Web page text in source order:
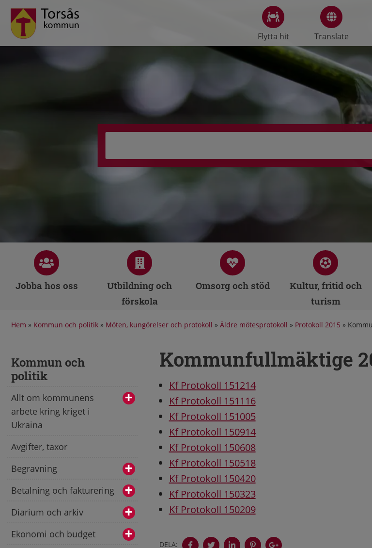
Flytta hit Translate
Jobba hos oss
Utbildning och
förskola
Omsorg och stöd
Kultur, fritid och
turism
Hem » Kommun och politik » Möten, kungörelser och protokoll » Äldre mötesprotokoll » Protokoll 2015 »
Kommun och
politik
Allt om kommunens
arbete kring kriget i
Ukraina
Avgifter, taxor
Begravning
Betalning och fakturering
Diarium och arkiv
Ekonomi och budget
Kommunfullmäktige
Kf Protokoll 151214
Kf Protokoll 151116
Kf Protokoll 151005
Kf Protokoll 150914
Kf Protokoll 150608
Kf Protokoll 150518
Kf Protokoll 150420
Kf Protokoll 150323
Kf Protokoll 150209
DELA: